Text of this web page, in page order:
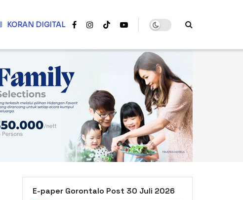
KORAN DIGITAL
E-paper Gorontalo Post 30 Juli 2026